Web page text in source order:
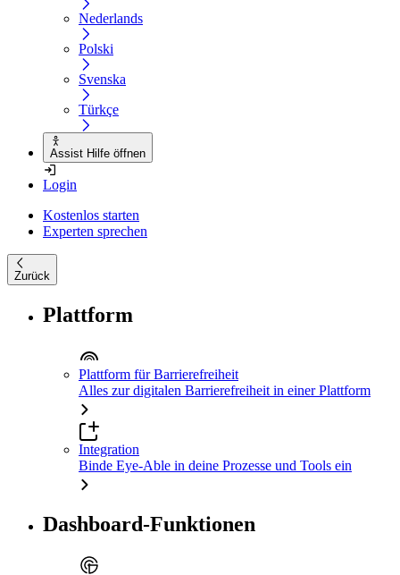
Nederlands
Polski
Svenska
Türkçe
Assist Hilfe öffnen
Login
Kostenlos starten
Experten sprechen
Zurück
Plattform
Plattform für Barrierefreiheit
Alles zur digitalen Barrierefreiheit in einer Plattform
Integration
Binde Eye-Able in deine Prozesse und Tools ein
Dashboard-Funktionen